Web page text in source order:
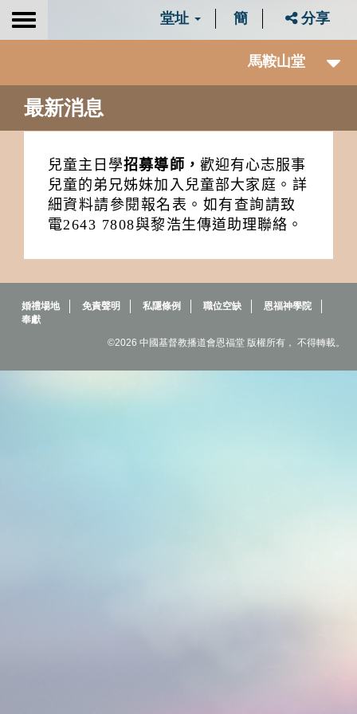
Toggle
堂址 簡 分享
馬鞍山堂
最新消息
兒童主日學招募導師， 歡迎有心志服事
兒童的弟兄姊妹加入兒童部大家庭。詳
細資料請參閱報名表。如有查詢請致
電2643 7808與黎浩生傳道助理聯絡。
婚禮場地 免責聲明 私隱條例 職位空缺
恩福神學院
奉獻
©2026 中國基督教播道會恩福堂 版權所有， 不得轉載。